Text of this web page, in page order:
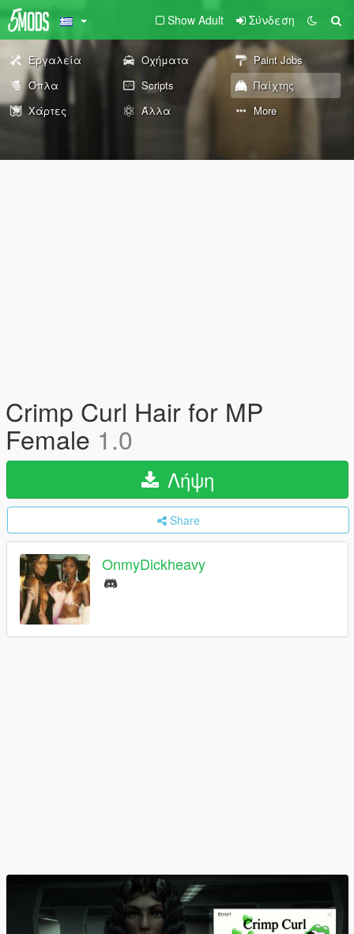
Show Adult Σύνδεση
Εργαλεία Οχήματα
Paint Jobs
Όπλα
Scripts
Παίχτης
Χάρτες
Άλλα More
Crimp Curl Hair for MP
Female 1.0
Λήψη
Share
OnmyDickheavy